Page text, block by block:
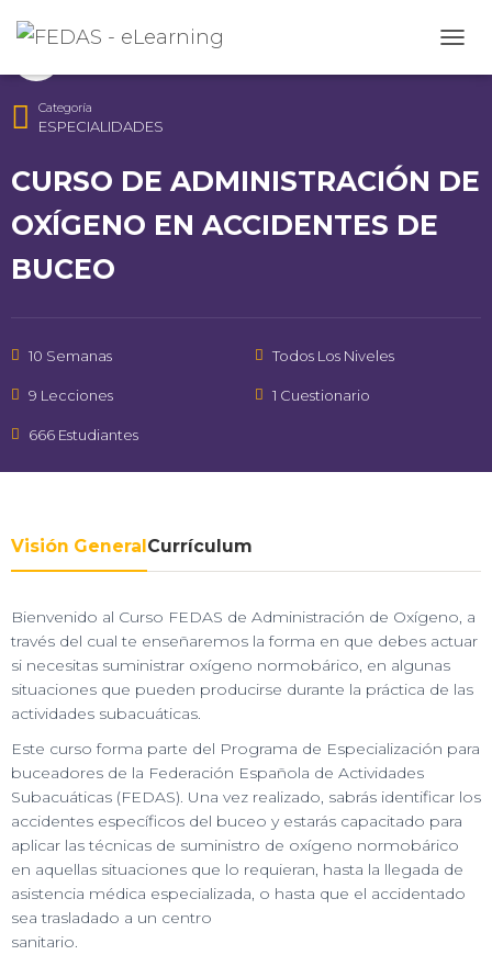
Instructor
Categoría
ESPECIALIDADES
CURSO DE ADMINISTRACIÓN DE
OXÍGENO EN ACCIDENTES DE
BUCEO
10 Semanas Todos Los Niveles
9 Lecciones 1 Cuestionario
666 Estudiantes
Visión GeneralCurrículum
Bienvenido al Curso FEDAS de Administración de Oxígeno, a
través del cual te enseñaremos la forma en que debes actuar
si necesitas suministrar oxígeno normobárico, en algunas
situaciones que pueden producirse durante la práctica de las
actividades subacuáticas.
Este curso forma parte del Programa de Especialización para
buceadores de la Federación Española de Actividades
Subacuáticas (FEDAS). Una vez realizado, sabrás identificar los
accidentes específicos del buceo y estarás capacitado para
aplicar las técnicas de suministro de oxígeno normobárico
en aquellas situaciones que lo requieran, hasta la llegada de
asistencia médica especializada, o hasta que el accidentado
sea trasladado a un centro
sanitario.